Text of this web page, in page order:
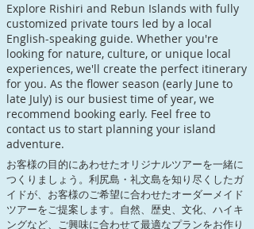
Explore Rishiri and Rebun Islands with fully
customized private tours led by a local
English-speaking guide. Whether you're
looking for nature, culture, or unique local
experiences, we'll create the perfect itinerary
for you. As the flower season (early June to
late July) is our busiest time of year, we
recommend booking early. Feel free to
contact us to start planning your island
adventure.
お客様の目的にあわせたオリジナルツアーを一緒に
つくりましょう。利尻島・礼文島を知り尽くしたガ
イドが、お客様のご希望に合わせたオーダーメイド
ツアーをご提案します。自然、歴史、文化、ハイキ
ングなど、ご興味に合わせて最適なプランをお作り